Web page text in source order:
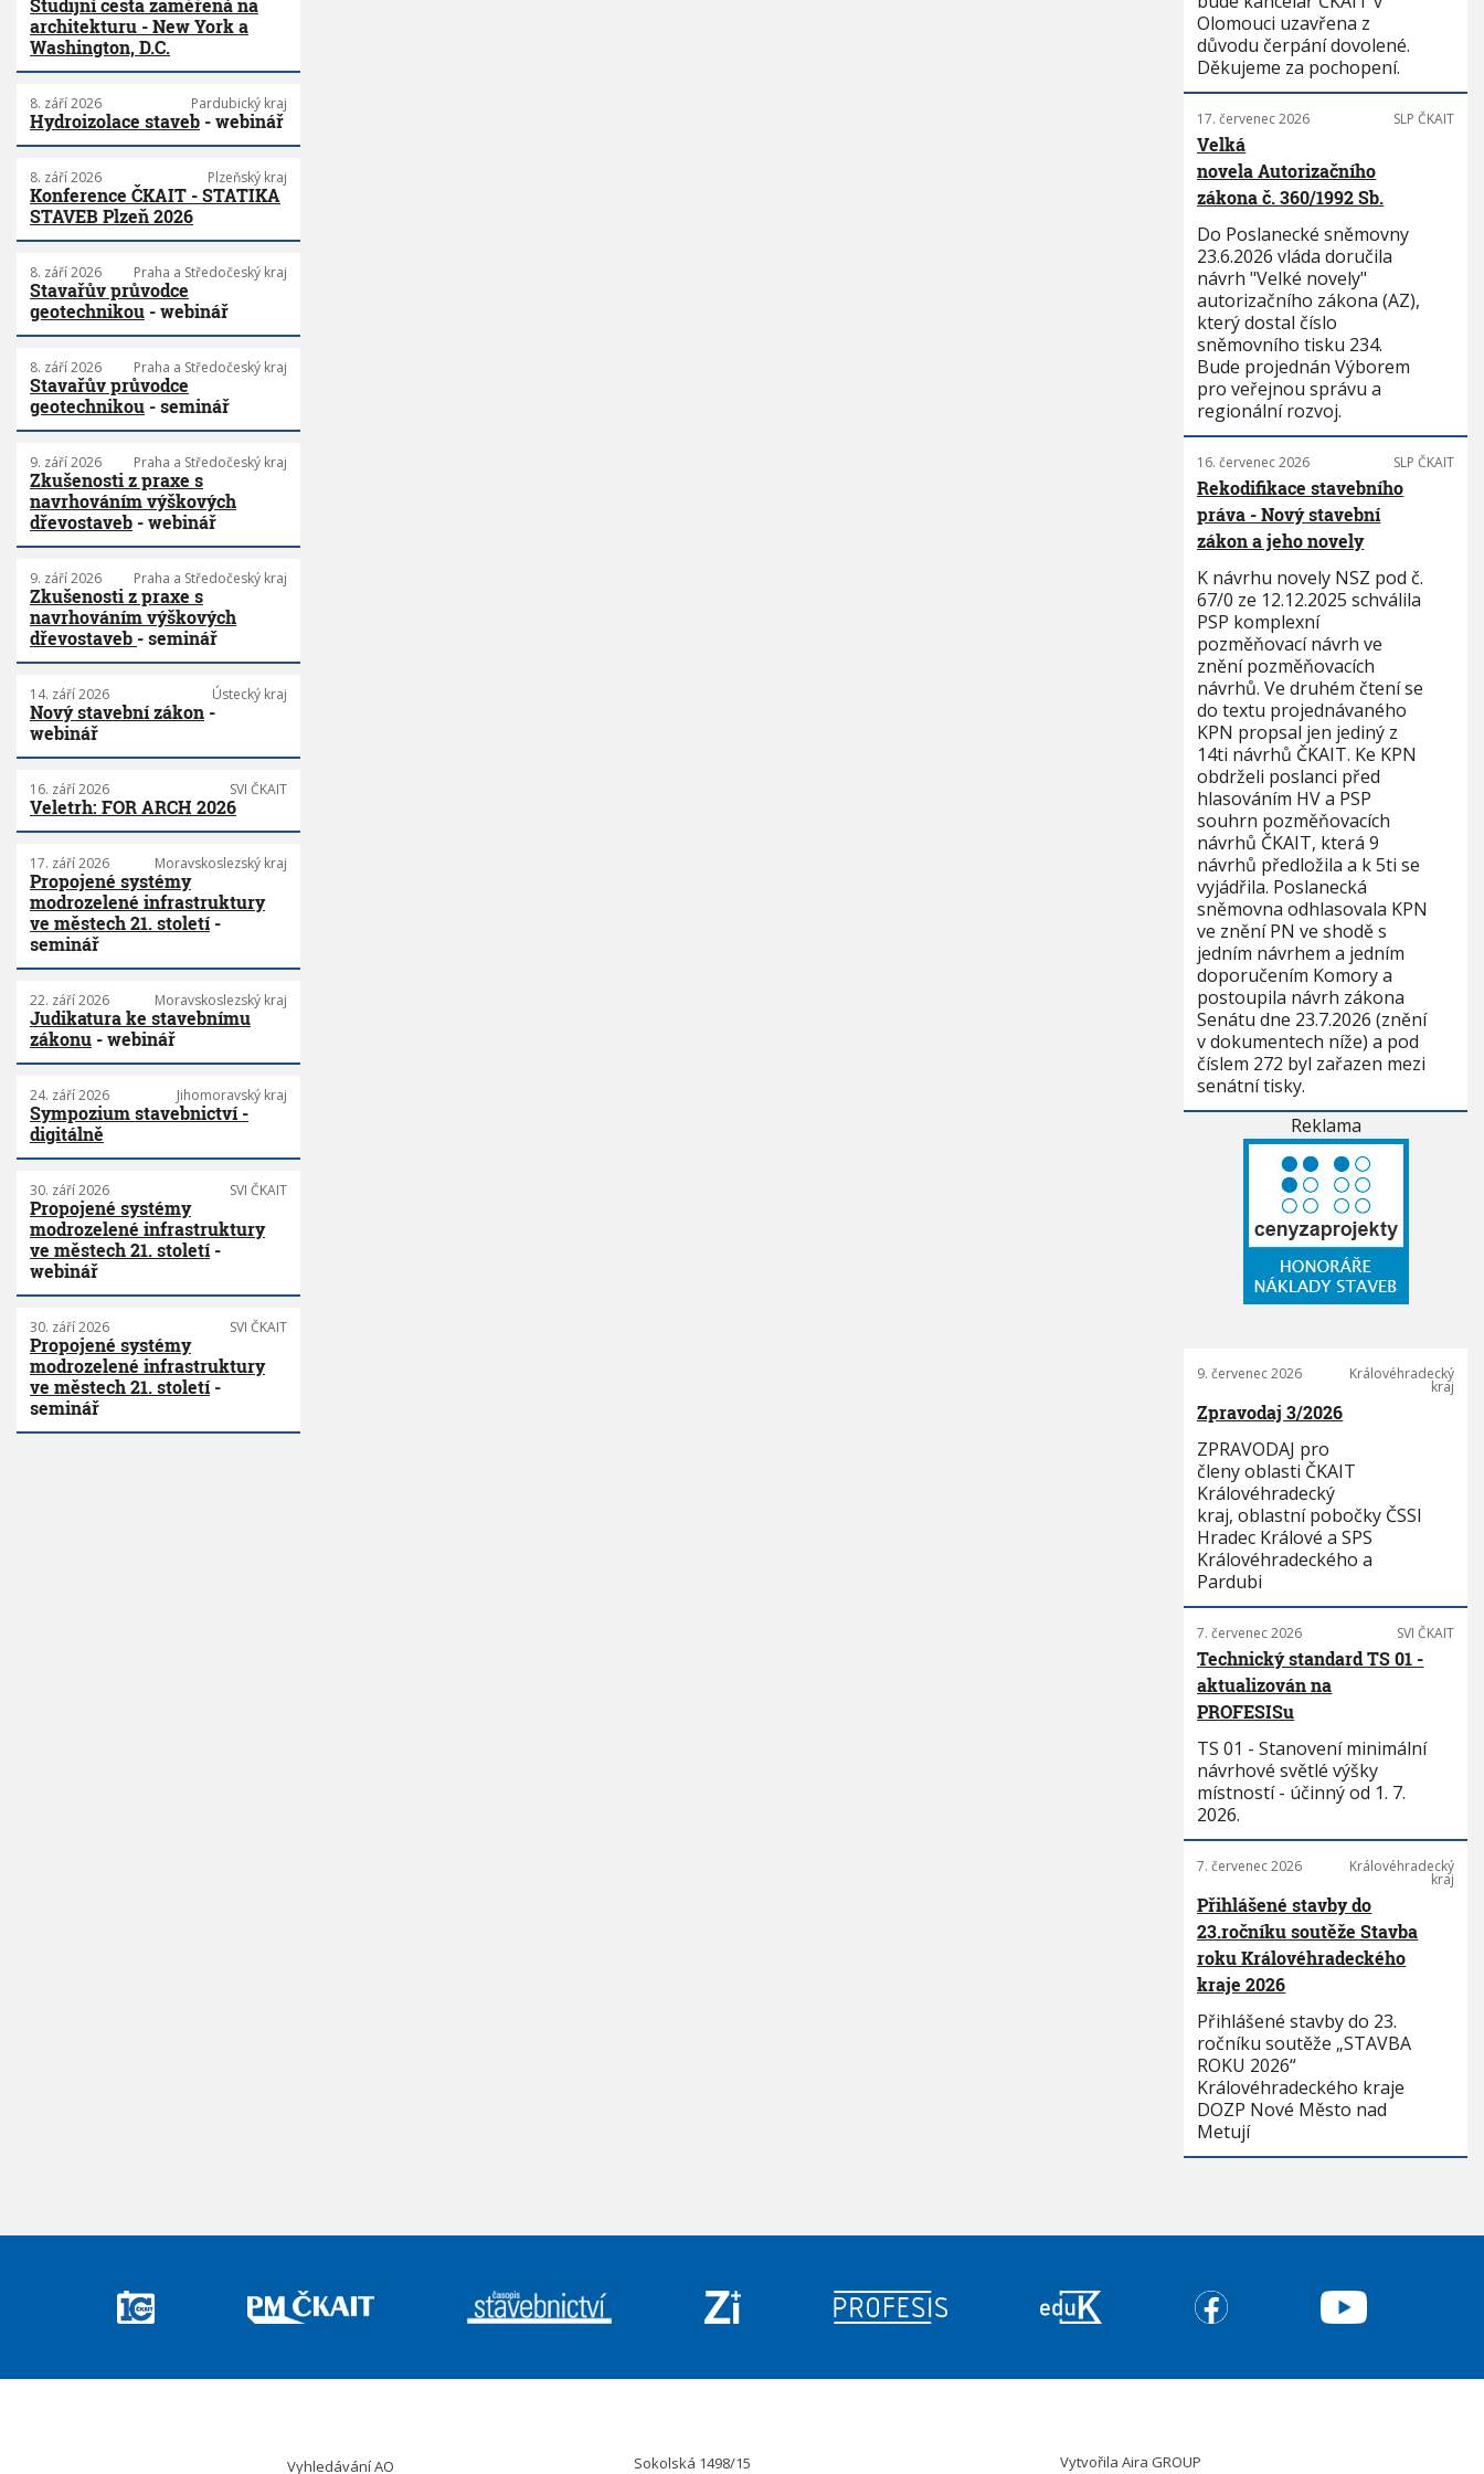
Studijní cesta zaměřená na
architekturu - New York a
Washington, D.C.
8. září 2026 Pardubický kraj
Hydroizolace staveb - webinář
8. září 2026 Plzeňský kraj
Konference ČKAIT - STATIKA
STAVEB Plzeň 2026
8. září 2026 Praha a Středočeský kraj
Stavařův průvodce
geotechnikou - webinář
8. září 2026 Praha a Středočeský kraj
Stavařův průvodce
geotechnikou - seminář
9. září 2026 Praha a Středočeský kraj
Zkušenosti z praxe s
navrhováním výškových
dřevostaveb - webinář
9. září 2026 Praha a Středočeský kraj
Zkušenosti z praxe s
navrhováním výškových
dřevostaveb - seminář
14. září 2026 Ústecký kraj
Nový stavební zákon -
webinář
16. září 2026 SVI ČKAIT
Veletrh: FOR ARCH 2026
17. září 2026 Moravskoslezský kraj
Propojené systémy
modrozelené infrastruktury
ve městech 21. století-
seminář
22. září 2026 Moravskoslezský kraj
Judikatura ke stavebnímu
zákonu - webinář
24. září 2026 Jihomoravský kraj
Sympozium stavebnictví -
digitálně
30. září 2026 SVI ČKAIT
Propojené systémy
modrozelené infrastruktury
ve městech 21. století-
webinář
30. září 2026 SVI ČKAIT
Propojené systémy
modrozelené infrastruktury
ve městech 21. století-
seminář
Olomouci uzavřena z
důvodu čerpání dovolené.
Děkujeme za pochopení.
17. červenec 2026 SLP ČKAIT
Velká
novela Autorizačního
zákona č. 360/1992 Sb.
Do Poslanecké sněmovny
23.6.2026 vláda doručila
návrh "Velké novely"
autorizačního zákona (AZ),
který dostal číslo
sněmovního tisku 234.
Bude projednán Výborem
pro veřejnou správu a
regionální rozvoj.
16. červenec 2026 SLP ČKAIT
Rekodifikace stavebního
práva - Nový stavební
zákon a jeho novely
K návrhu novely NSZ pod č.
67/0 ze 12.12.2025 schválila
PSP komplexní
pozměňovací návrh ve
znění pozměňovacích
návrhů. Ve druhém čtení se
do textu projednávaného
KPN propsal jen jediný z
14ti návrhů ČKAIT. Ke KPN
obdrželi poslanci před
hlasováním HV a PSP
souhrn pozměňovacích
návrhů ČKAIT, která 9
návrhů předložila a k 5ti se
vyjádřila. Poslanecká
sněmovna odhlasovala KPN
ve znění PN ve shodě s
jedním návrhem a jedním
doporučením Komory a
postoupila návrh zákona
Senátu dne 23.7.2026 (znění
v dokumentech níže) a pod
číslem 272 byl zařazen mezi
senátní tisky.
Reklama
9. červenec 2026 Královéhradecký
kraj
Zpravodaj 3/2026
ZPRAVODAJ pro
členy oblasti ČKAIT
Královéhradecký
kraj, oblastní pobočky ČSSI
Hradec Králové a SPS
Královéhradeckého a
Pardubi
7. červenec 2026 SVI ČKAIT
Technický standard TS 01 -
aktualizován na
PROFESISu
TS 01 - Stanovení minimální
návrhové světlé výšky
místností - účinný od 1. 7.
2026.
7. červenec 2026 Královéhradecký
kraj
Přihlášené stavby do
23.ročníku soutěže Stavba
roku Královéhradeckého
kraje 2026
Přihlášené stavby do 23.
ročníku soutěže „STAVBA
ROKU 2026“
Královéhradeckého kraje
DOZP Nové Město nad
Metují
Vyhledávání AO Sokolská 1498/15 VytvořilaAira GROUP